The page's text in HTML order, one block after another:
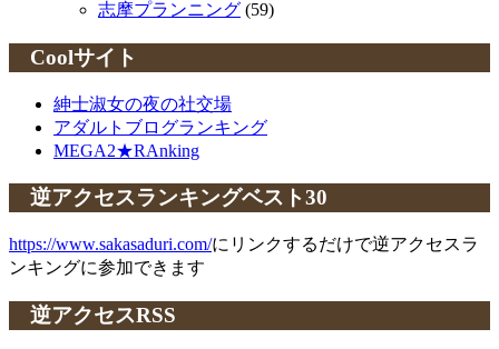
志摩プランニング (59)
Coolサイト
紳士淑女の夜の社交場
アダルトブログランキング
MEGA2★RAnking
逆アクセスランキングベスト30
https://www.sakasaduri.com/にリンクするだけで逆アクセスラ
ンキングに参加できます
逆アクセスRSS